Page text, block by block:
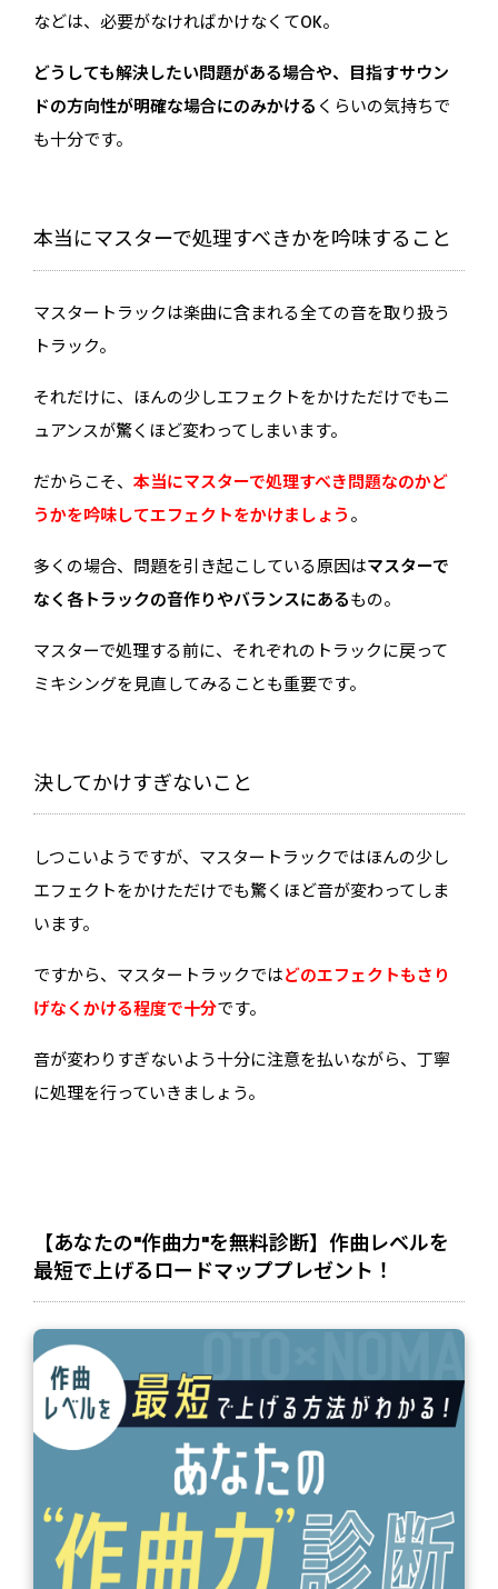
などは、必要がなければかけなくてOK。
どうしても解決したい問題がある場合や、目指すサウン
ドの方向性が明確な場合にのみかける くらいの気持ちで
も十分です。
本当にマスターで処理すべきかを吟味すること
マスタートラックは楽曲に含まれる全ての音を取り扱う
トラック。
それだけに、ほんの少しエフェクトをかけただけでもニ
ュアンスが驚くほど変わってしまいます。
だからこそ、本当にマスターで処理すべき問題なのかど
うかを吟味してエフェクトをかけましょう。
多くの場合、問題を引き起こしている原因はマスターで
なく各トラックの音作りやバランスにあるもの。
マスターで処理する前に、それぞれのトラックに戻って
ミキシングを見直してみることも重要です。
決してかけすぎないこと
しつこいようですが、マスタートラックではほんの少し
エフェクトをかけただけでも驚くほど音が変わってしま
います。
ですから、マスタートラックではどのエフェクトもさり
げなくかける程度で十分です。
音が変わりすぎないよう十分に注意を払いながら、丁寧
に処理を行っていきましょう。
【あなたの"作曲力"を無料診断】作曲レベルを
最短で上げるロードマッププレゼント！